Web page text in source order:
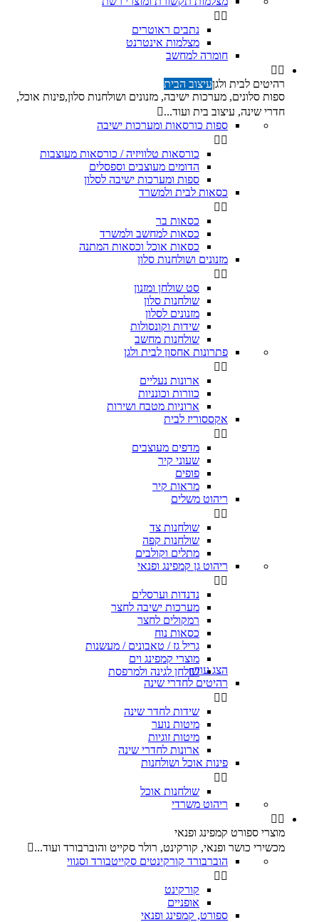
 
נתבים ראוטרים
מצלמות אינטרנט
חומרה למחשב
 
רהיטים לבית ולגןעיצוב הבית
ספות סלונים, מערכות ישיבה, מזנונים ושולחנות סלון,פינות אוכל,
חדרי שינה, עיצוב בית ועוד...
ספות כורסאות ומערכות ישיבה
 
כורסאות טלוויזיה / כורסאות מעוצבות
הדומים מעוצבים וספסלים
ספות ומערכות ישיבה לסלון
כסאות לבית ולמשרד
 
כסאות בר
כסאות למחשב ולמשרד
כסאות אוכל וכסאות המתנה
מזנונים ושולחנות סלון
 
סט שולחן ומזנון
שולחנות סלון
מזנונים לסלון
שידות וקונסולות
שולחנות מחשב
פתרונות אחסון לבית ולגן
 
ארונות נעליים
כוורות וכונניות
ארוניות מטבח ושירות
אקססוריז לבית
 
מדפים מעוצבים
שעוני קיר
פופים
מראות קיר
ריהוט משלים
 
שולחנות צד
שולחנות קפה
מתלים וקולבים
ריהוט גן קמפינג ופנאי
 
נדנדות וערסלים
מערכות ישיבה לחצר
רמקולים לחצר
כסאות נוח
גריל גז / טאבונים / מעשנות
מוצרי קמפינג וים
שולחן לגינה ולמרפסתהצג עוד
רהיטים לחדרי שינה
 
שידות לחדר שינה
מיטות נוער
מיטות זוגיות
ארונות לחדרי שינה
פינות אוכל ושולחנות
 
שולחנות אוכל
ריהוט משרדי
 
מוצרי ספורט קמפינג ופנאי
מכשירי כושר ופנאי, קורקינט, רולר סקייט והוברבורד ועוד...
הוברבורד קורקינטים סקייטבורד וסגווי
 
קורקינט
אופניים
ספורט, קמפינג ופנאי